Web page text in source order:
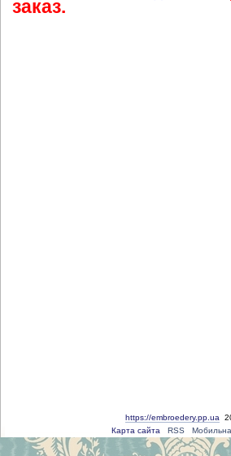
заказ.
https://embroedery.pp.ua
Карта сайта
RSS